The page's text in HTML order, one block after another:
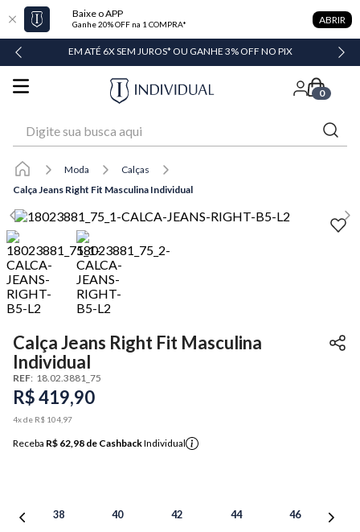
Baixe o APP
Ganhe 20% OFF na 1 COMPRA* ABRIR
EM ATÉ 6X SEM JUROS* OU GANHE 3% OFF NO PIX
0
Moda
Calças
Calça Jeans Right Fit Masculina Individual
Calça Jeans Right Fit Masculina
Individual
REF: 18.02.3881_75
R$419,90
4x de R$ 104 97
Receba R$ 62,98 de CashbackIndividual
38 40 42 44 46